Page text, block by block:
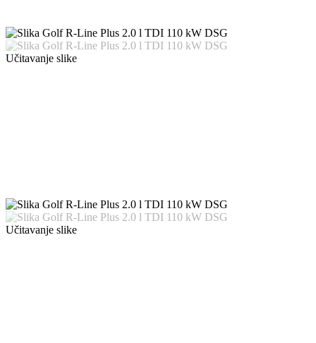
Učitavanje slike
Učitavanje slike